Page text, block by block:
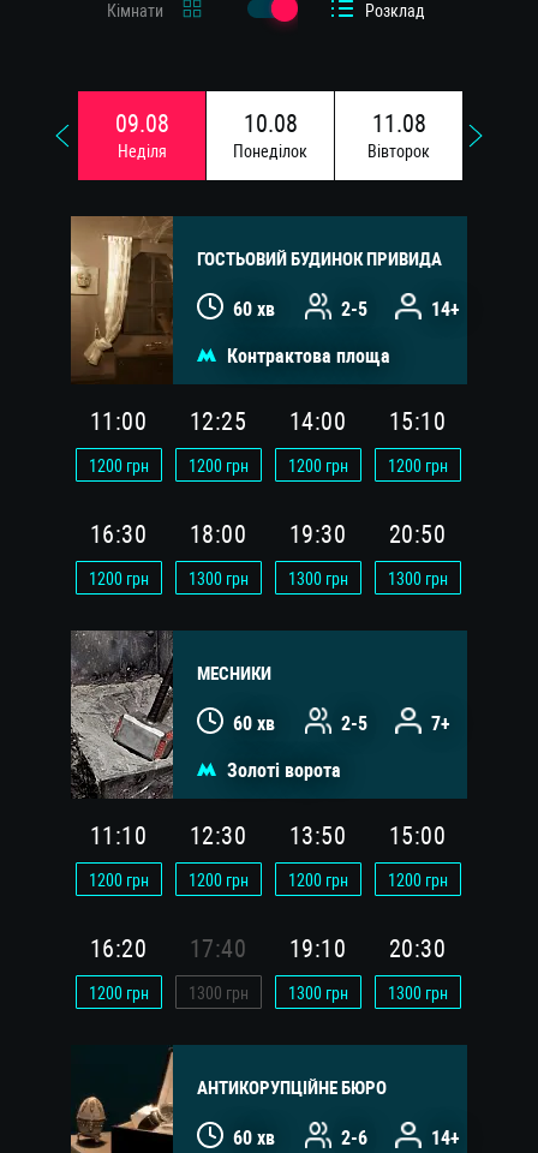
Кімнати Розклад
09.08
Недiля
10.08
Понедiлок
11.08
Вiвторок
ГОСТЬОВИЙ БУДИНОК ПРИВИДА
60 хв 2-5 14+
Контрактова площа
11:00
1200грн
12:25
1200грн
14:00
1200грн
15:10
1200грн
16:30
1200грн
18:00
1300грн
19:30
1300грн
20:50
1300грн
МЕСНИКИ
60 хв 2-5 7+
Золоті ворота
11:10
1200грн
12:30
1200грн
13:50
1200грн
15:00
1200грн
16:20
1200грн
17:40
1300 грн
19:10
1300грн
20:30
1300грн
АНТИКОРУПЦІЙНЕ БЮРО
60 хв 2-6 14+